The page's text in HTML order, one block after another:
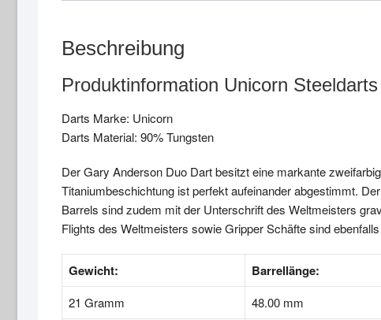
Beschreibung
Produktinformation Unicorn
Darts Marke: Unicorn
Darts Material: 90% Tungsten
Der Gary Anderson Duo Dart besitzt eine markante
Titaniumbeschichtung ist perfekt aufeinander abgestimmt.
Barrels sind zudem mit der Unterschrift des Weltmeisters
Flights des Weltmeisters sowie Gripper Schäfte sind
Gewicht: Barrellänge:
21 Gramm 48.00 mm